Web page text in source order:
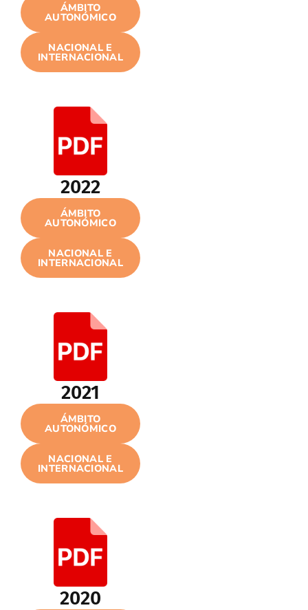
ÁMBITO
AUTONÓMICO
NACIONAL E
INTERNACIONAL
2022
ÁMBITO
AUTONÓMICO
NACIONAL E
INTERNACIONAL
2021
ÁMBITO
AUTONÓMICO
NACIONAL E
INTERNACIONAL
2020